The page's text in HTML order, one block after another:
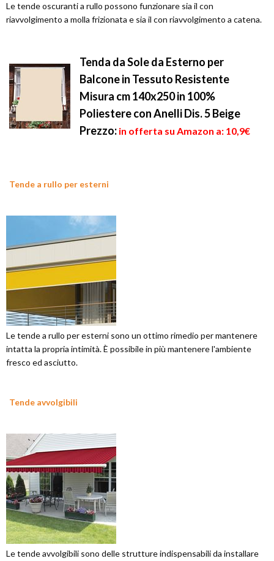
Le tende oscuranti a rullo possono funzionare sia il con
riavvolgimento a molla frizionata e sia il con riavvolgimento a catena.
Tenda da Sole da Esterno per
Balcone in Tessuto Resistente
Misura cm 140x250 in 100%
Poliestere con Anelli Dis. 5 Beige
Prezzo: in offerta su Amazon a: 10,9€
Tende a rullo per esterni
Le tende a rullo per esterni sono un ottimo rimedio per mantenere
intatta la propria intimità. È possibile in più mantenere l'ambiente
fresco ed asciutto.
Tende avvolgibili
Le tende avvolgibili sono delle strutture indispensabili da installare